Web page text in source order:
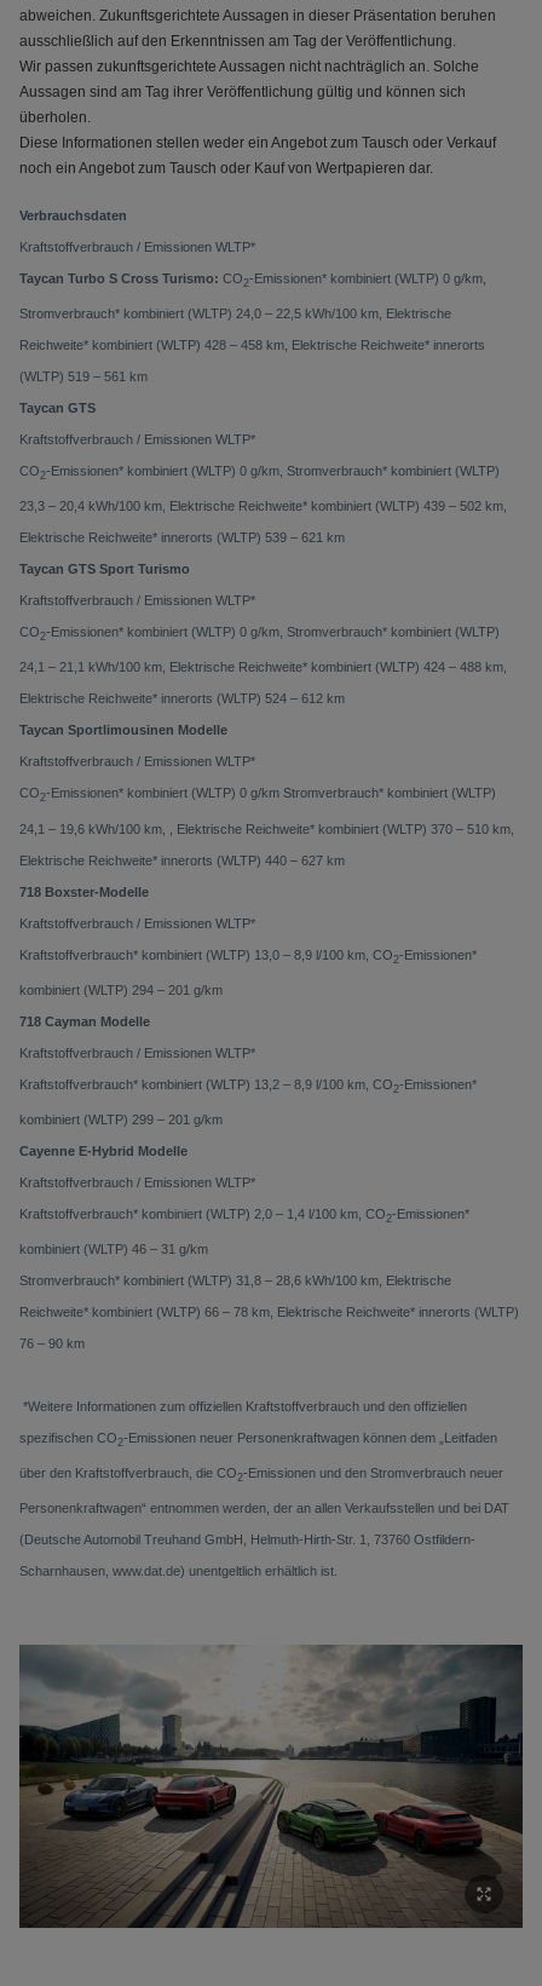
abweichen. Zukunftsgerichtete Aussagen in dieser Präsentation beruhen
ausschließlich auf den Erkenntnissen am Tag der Veröffentlichung.
Wir passen zukunftsgerichtete Aussagen nicht nachträglich an. Solche
Aussagen sind am Tag ihrer Veröffentlichung gültig und können sich
überholen.
Diese Informationen stellen weder ein Angebot zum Tausch oder Verkauf
noch ein Angebot zum Tausch oder Kauf von Wertpapieren dar.
Verbrauchsdaten
Kraftstoffverbrauch / Emissionen WLTP*
Taycan Turbo S Cross Turismo: CO2-Emissionen* kombiniert (WLTP) 0 g/km,
Stromverbrauch* kombiniert (WLTP) 24,0 – 22,5 kWh/100 km, Elektrische
Reichweite* kombiniert (WLTP) 428 – 458 km, Elektrische Reichweite* innerorts
(WLTP) 519 – 561 km
Taycan GTS
Kraftstoffverbrauch / Emissionen WLTP*
CO2-Emissionen* kombiniert (WLTP) 0 g/km, Stromverbrauch* kombiniert (WLTP)
23,3 – 20,4 kWh/100 km, Elektrische Reichweite* kombiniert (WLTP) 439 – 502 km,
Elektrische Reichweite* innerorts (WLTP) 539 – 621 km
Taycan GTS Sport Turismo
Kraftstoffverbrauch / Emissionen WLTP*
CO2-Emissionen* kombiniert (WLTP) 0 g/km, Stromverbrauch* kombiniert (WLTP)
24,1 – 21,1 kWh/100 km, Elektrische Reichweite* kombiniert (WLTP) 424 – 488 km,
Elektrische Reichweite* innerorts (WLTP) 524 – 612 km
Taycan Sportlimousinen Modelle
Kraftstoffverbrauch / Emissionen WLTP*
CO2-Emissionen* kombiniert (WLTP) 0 g/km Stromverbrauch* kombiniert (WLTP)
24,1 – 19,6 kWh/100 km, , Elektrische Reichweite* kombiniert (WLTP) 370 – 510 km,
Elektrische Reichweite* innerorts (WLTP) 440 – 627 km
718 Boxster-Modelle
Kraftstoffverbrauch / Emissionen WLTP*
Kraftstoffverbrauch* kombiniert (WLTP) 13,0 – 8,9 l/100 km, CO2-Emissionen*
kombiniert (WLTP) 294 – 201 g/km
718 Cayman Modelle
Kraftstoffverbrauch / Emissionen WLTP*
Kraftstoffverbrauch* kombiniert (WLTP) 13,2 – 8,9 l/100 km, CO2-Emissionen*
kombiniert (WLTP) 299 – 201 g/km
Cayenne E-Hybrid Modelle
Kraftstoffverbrauch / Emissionen WLTP*
Kraftstoffverbrauch* kombiniert (WLTP) 2,0 – 1,4 l/100 km, CO2-Emissionen*
kombiniert (WLTP) 46 – 31 g/km
Stromverbrauch* kombiniert (WLTP) 31,8 – 28,6 kWh/100 km, Elektrische
Reichweite* kombiniert (WLTP) 66 – 78 km, Elektrische Reichweite* innerorts (WLTP)
76 – 90 km
*Weitere Informationen zum offiziellen Kraftstoffverbrauch und den offiziellen
spezifischen CO2-Emissionen neuer Personenkraftwagen können dem „Leitfaden
über den Kraftstoffverbrauch, die CO2-Emissionen und den Stromverbrauch neuer
Personenkraftwagen“ entnommen werden, der an allen Verkaufsstellen und bei DAT
(Deutsche Automobil Treuhand GmbH, Helmuth-Hirth-Str. 1, 73760 Ostfildern-
Scharnhausen, www.dat.de) unentgeltlich erhältlich ist.